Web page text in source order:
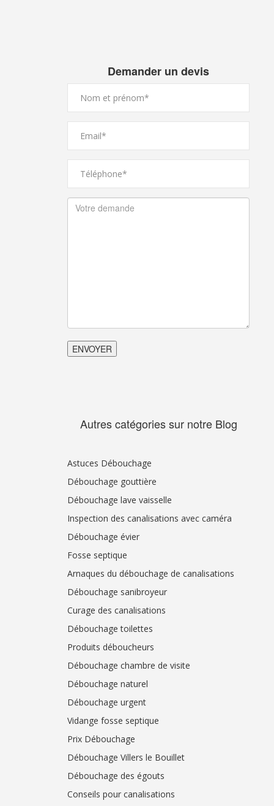
Demander un devis
Autres catégories sur notre Blog
Astuces Débouchage
Débouchage gouttière
Débouchage lave vaisselle
Inspection des canalisations avec caméra
Débouchage évier
Fosse septique
Arnaques du débouchage de canalisations
Débouchage sanibroyeur
Curage des canalisations
Débouchage toilettes
Produits déboucheurs
Débouchage chambre de visite
Débouchage naturel
Débouchage urgent
Vidange fosse septique
Prix Débouchage
Débouchage Villers le Bouillet
Débouchage des égouts
Conseils pour canalisations